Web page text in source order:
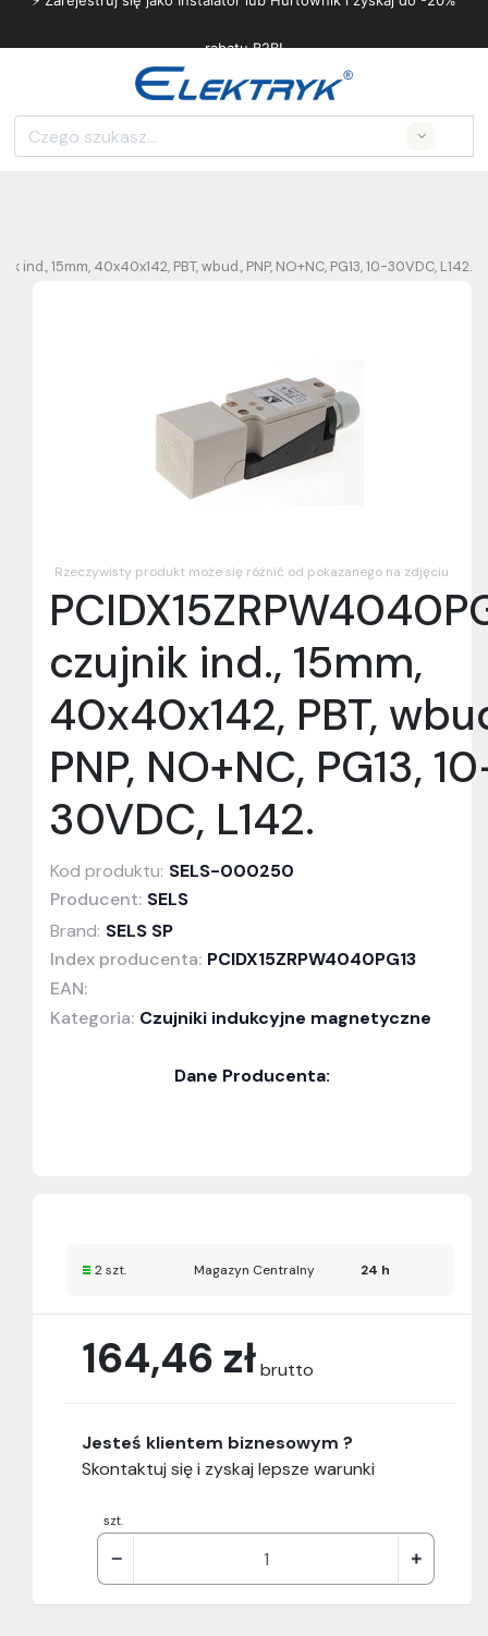
rabatu B2B!
ind., 15mm, 40x40x142, PBT, wbud., PNP, NO+NC, PG13, 10-30VDC, L142.
Rzeczywisty produkt może się różnić od pokazanego na zdjęciu
czujnik ind., 15mm,
40x40x142, PBT,
PNP, NO+NC, PG13,
30VDC, L142.
Kod produktu: SELS-000250
Producent: SELS
Brand: SELS SP
Index producenta: PCIDX15ZRPW4040PG13
EAN:
Kategoria: Czujniki indukcyjne magnetyczne
Dane Producenta:
164,46 złbrutto
szt.
Jesteś klientem biznesowym ?
Skontaktuj się i zyskaj lepsze warunki
2 szt. Magazyn Centralny 24 h